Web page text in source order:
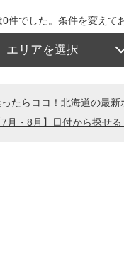
件でした。条件を変えて
エリアを選択
たらココ！北海道の最
7月・8月】日付から探せ